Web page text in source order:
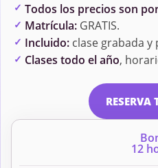
Microbiología
Cinética y Laboratorio
Todos los precios son
Matrícula:GRATIS.
Incluido:clase grabada y
Clases todo el año,
RESERVA
12